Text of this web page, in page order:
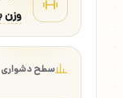
وزن
سطح دشواری